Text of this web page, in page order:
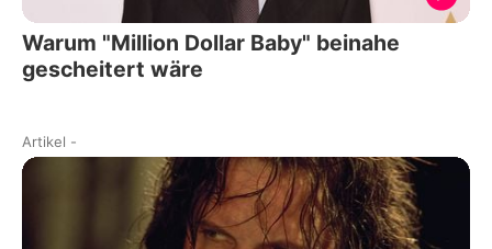
Warum "Million Dollar Baby" beinahe
gescheitert wäre
Artikel -